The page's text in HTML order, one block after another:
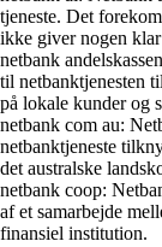
tjeneste. Det
ikke giver nogen
netbank
til netbanktjenesten
på lokale kunder og
netbank com au:
netbanktjeneste
det australske
netbank coop:
af et samarbejde
finansiel institution.